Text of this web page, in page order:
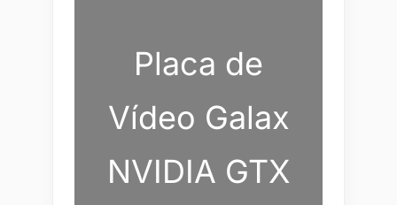
Placa de
Vídeo Galax
NVIDIA GTX